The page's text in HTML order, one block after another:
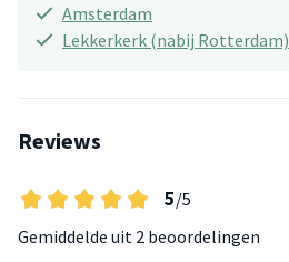
Amsterdam
Lekkerkerk (nabij Rotterdam)
Reviews
5/5
Gemiddelde uit 2 beoordelingen